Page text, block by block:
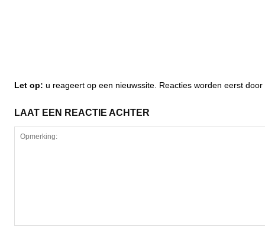
Let op: u reageert op een nieuwssite. Reacties worden eerst
LAAT EEN REACTIE ACHTER